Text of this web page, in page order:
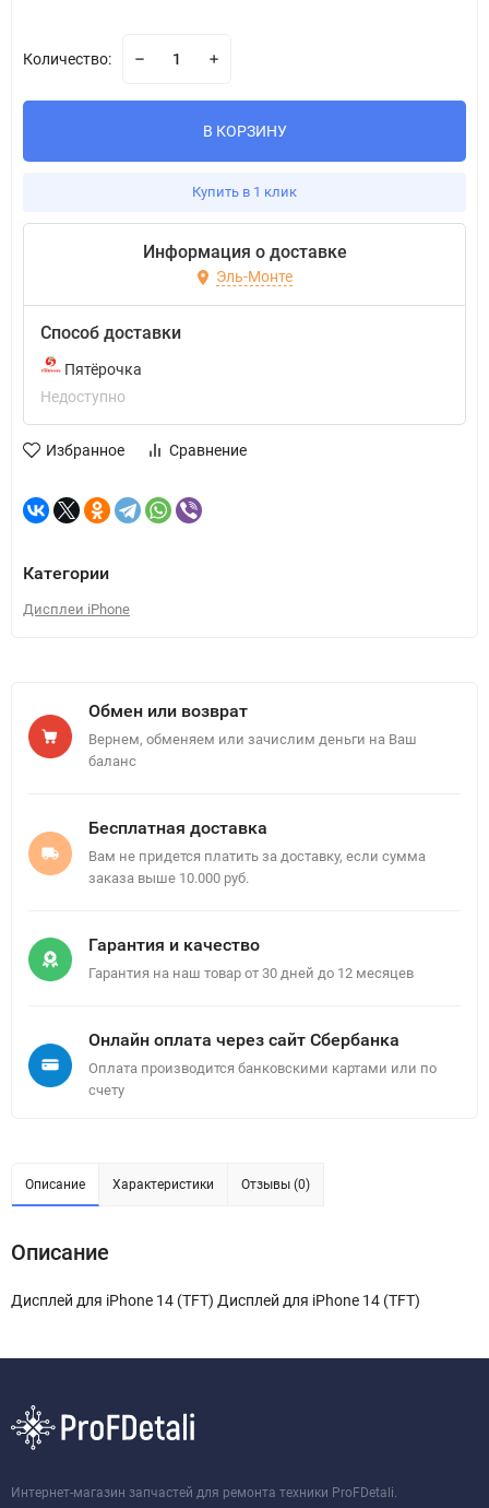
Количество:
В КОРЗИНУ
Купить в 1 клик
Информация о доставке
Эль-Монте
Способ доставки
Пятёрочка
Недоступно
Избранное Сравнение
Категории
Дисплеи iPhone
Обмен или возврат
Вернем, обменяем или зачислим деньги на Ваш
баланс
Бесплатная доставка
Вам не придется платить за доставку, если сумма
заказа выше 10.000 руб.
Гарантия и качество
Гарантия на наш товар от 30 дней до 12 месяцев
Онлайн оплата через сайт Сбербанка
Оплата производится банковскими картами или по
счету
Описание Характеристики Отзывы (0)
Описание
Дисплей для iPhone 14 (TFT) Дисплей для iPhone 14 (TFT)
Интернет-магазин запчастей для ремонта техники ProFDetali.